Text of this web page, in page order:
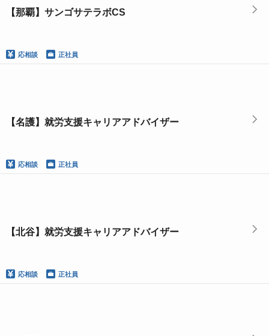
【那覇】サンゴサテラボCS
応相談 正社員
【名護】就労支援キャリアアドバイザー
応相談 正社員
【北谷】就労支援キャリアアドバイザー
応相談 正社員